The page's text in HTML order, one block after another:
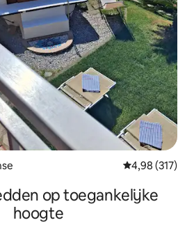
Gemiddelde
4,98 (317)
op toegankelijke
hoogte